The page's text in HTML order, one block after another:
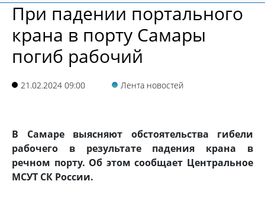
При падении портального
крана в порту Самары
погиб рабочий
21.02.2024 09:00 Лента новостей
В Самаре выясняют обстоятельства гибели
рабочего в результате падения крана в
речном порту. Об этом сообщает Центральное
МСУТ СК России.